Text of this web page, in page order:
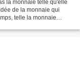
la monnaie telle qu'elle
de la monnaie qui
telle la monnaie